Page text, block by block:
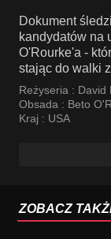
Dokument
kandydatów na
O'Rourke'a -
stając do walki
miejsc.
Reżyseria : David
Obsada : Beto
Kraj : USA
ZOBACZ